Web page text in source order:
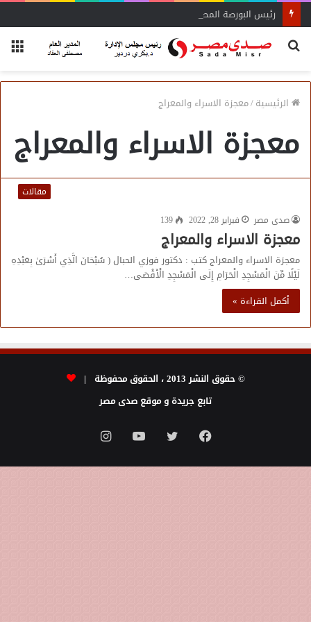
رئيس البورصة المصرية يلتقي رئيس جهاز التمثيل التجاري
بحث
الرئيسية/معجزة الاسراء والمعراج
معجزة الاسراء والمعراج
مقالات
صدى مصر
فبراير 28, 2022 139
معجزة الاسراء والمعراج
معجزة الاسراء والمعراج كتب : دكتور فوزي الحبال ( سُبْحَانَ الَّذِي أَسْرَىٰ بِعَبْدِهِ
لَيْلًا مِّنَ الْمَسْجِدِ الْحَرَامِ إِلَى الْمَسْجِدِ الْأَقْصَى…
أكمل القراءة »
© حقوق النشر 2013 ، الحقوق محفوظة |
تابع جريدة و موقع صدى مصر
فيسبوك تويتر يوتيوبانستقرام